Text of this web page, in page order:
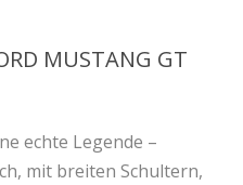
MUSTANG GT
echte Legende –
mit breiten Schultern,